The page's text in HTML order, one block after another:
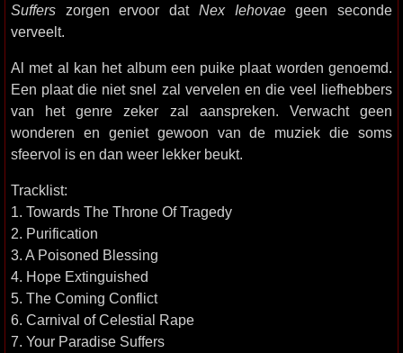
Suffers zorgen ervoor dat Nex Iehovaegeen seconde
verveelt.
Al met al kan het album een puike plaat worden genoemd.
Een plaat die niet snel zal vervelen en die veel liefhebbers
van het genre zeker zal aanspreken. Verwacht geen
wonderen en geniet gewoon van de muziek die soms
sfeervol is en dan weer lekker beukt.
Tracklist:
1. Towards The Throne Of Tragedy
2. Purification
3. A Poisoned Blessing
4. Hope Extinguished
5. The Coming Conflict
6. Carnival of Celestial Rape
7. Your Paradise Suffers